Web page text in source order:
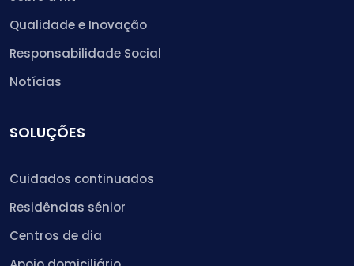
Qualidade e Inovação
Responsabilidade Social
Notícias
SOLUÇÕES
Cuidados continuados
Residências sénior
Centros de dia